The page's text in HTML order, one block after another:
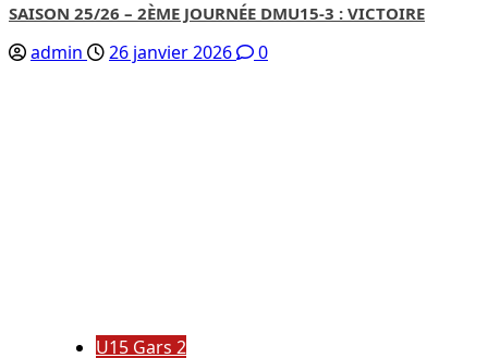
SAISON 25/26 – 2ÈME JOURNÉE DMU15-3 : VICTOIRE
admin 26 janvier 2026 0
U15 Gars 2